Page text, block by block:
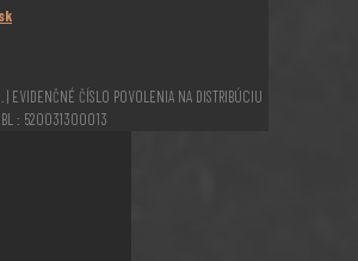
EVIDENČNÉ ČÍSLO POVOLENIA NA DISTRIBÚCIU
: 520031300013